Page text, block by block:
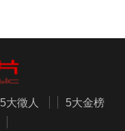
5大徵人
5大金榜